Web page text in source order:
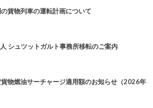
貨物列車の運転計画について
シュツットガルト事務所移転のご案内
物燃油サーチャージ適用額のお知らせ（2026年